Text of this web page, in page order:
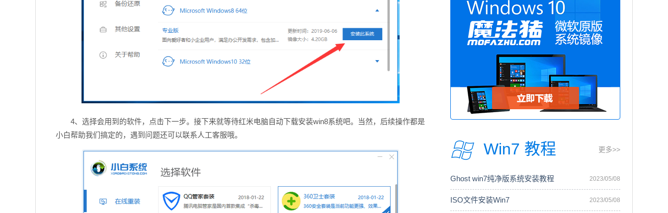
4、选择会用到的软件，点击下一步。接下来就等待红米电脑自动下载安装win8系统吧。当然，后续操作都是
小白帮助我们搞定的，遇到问题还可以联系人工客服哦。
Win7 教程 更多>>
Ghost win7纯净版系统安装教程 2023/05/08
ISO文件安装Win7 2023/05/08